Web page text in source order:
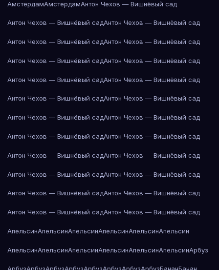
АмстердамАмстердамАнтон Чехов — Вишнёвый сад
Антон Чехов — Вишнёвый садАнтон Чехов — Вишнёвый сад
Антон Чехов — Вишнёвый садАнтон Чехов — Вишнёвый сад
Антон Чехов — Вишнёвый садАнтон Чехов — Вишнёвый сад
Антон Чехов — Вишнёвый садАнтон Чехов — Вишнёвый сад
Антон Чехов — Вишнёвый садАнтон Чехов — Вишнёвый сад
Антон Чехов — Вишнёвый садАнтон Чехов — Вишнёвый сад
Антон Чехов — Вишнёвый садАнтон Чехов — Вишнёвый сад
Антон Чехов — Вишнёвый садАнтон Чехов — Вишнёвый сад
Антон Чехов — Вишнёвый садАнтон Чехов — Вишнёвый сад
Антон Чехов — Вишнёвый садАнтон Чехов — Вишнёвый сад
Антон Чехов — Вишнёвый садАнтон Чехов — Вишнёвый сад
АпельсинАпельсинАпельсинАпельсинАпельсинАпельсин
АпельсинАпельсинАпельсинАпельсинАпельсинАпельсинАрбуз